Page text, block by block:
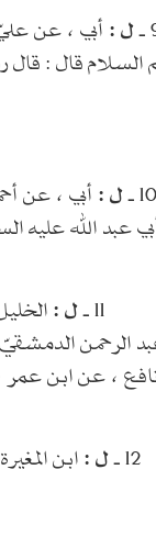
ل :أبي ، عن عليّ ، عن
قال :
10 ـ ل :أبي ، عن
عبد الله عليه
11 ـ ل :
الرحمن
، عن ابن عمر
12 ـ ل :ابن